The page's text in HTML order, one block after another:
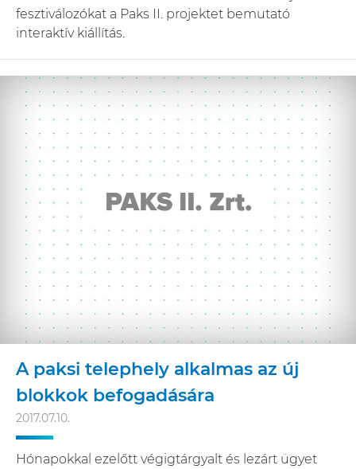
fesztiválozókat a Paks II. projektet bemutató
interaktív kiállítás.
A paksi telephely alkalmas az új
blokkok befogadására
2017.07.10.
Hónapokkal ezelőtt végigtárgyalt és lezárt ügyet